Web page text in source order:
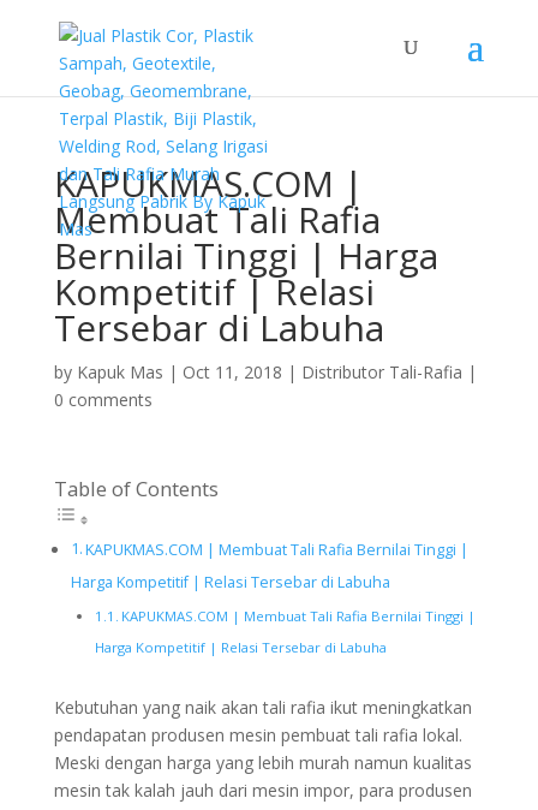
KAPUKMAS.COM |
Membuat Tali Rafia
Bernilai Tinggi | Harga
Kompetitif | Relasi
Tersebar di Labuha
by Kapuk Mas | Oct 11, 2018 | Distributor Tali-Rafia |
0 comments
Table of Contents
KAPUKMAS.COM | Membuat Tali Rafia Bernilai Tinggi |
Harga Kompetitif | Relasi Tersebar di Labuha
KAPUKMAS.COM | Membuat Tali Rafia Bernilai Tinggi |
Harga Kompetitif | Relasi Tersebar di Labuha
Kebutuhan yang naik akan tali rafia ikut meningkatkan
pendapatan produsen mesin pembuat tali rafia lokal.
Meski dengan harga yang lebih murah namun kualitas
mesin tak kalah jauh dari mesin impor, para produsen